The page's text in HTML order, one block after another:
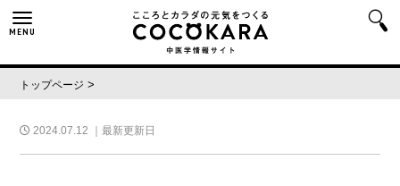
MENU
トップページ >
2024.07.12 ｜最新更新日